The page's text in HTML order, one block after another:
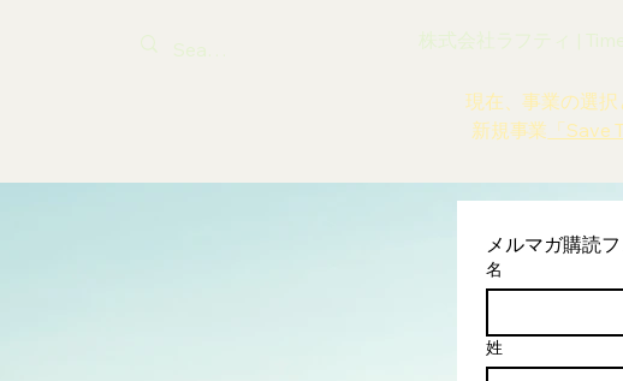
株式会社ラフティ |
現在、事業の選択
新規事業 「Save
メルマガ購読
名
姓